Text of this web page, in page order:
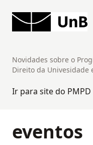
Novidades sobre o
Direito da Univesidade
Ir para site do PMPD
eventos